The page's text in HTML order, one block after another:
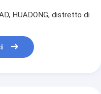
HUADONG, distretto di